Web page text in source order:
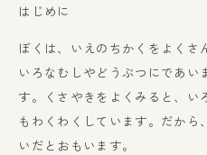
はじめに
ぼくは、いえのちかくをよくさ
いろなむしやどうぶつにであい
す。くさやきをよくみると、い
もわくわくしています。だから
いだとおもいます。